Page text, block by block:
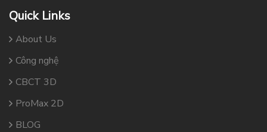
Quick Links
About Us
Công nghệ
CBCT 3D
ProMax 2D
BLOG